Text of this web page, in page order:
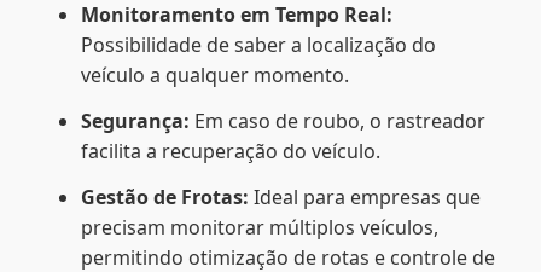
Monitoramento em Tempo Real:
Possibilidade de saber a localização do
veículo a qualquer momento.
Segurança: Em caso de roubo, o rastreador
facilita a recuperação do veículo.
Gestão de Frotas: Ideal para empresas que
precisam monitorar múltiplos veículos,
permitindo otimização de rotas e controle de